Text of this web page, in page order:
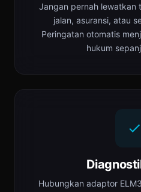
Jangan pernah lewatkan
jalan, asuransi, atau
Peringatan otomatis
hukum
Hubungkan adaptor